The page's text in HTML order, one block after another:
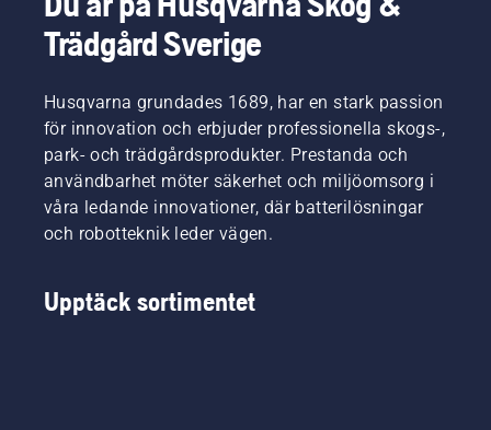
Trädgård Sverige
Husqvarna grundades 1689, har en stark passion
för innovation och erbjuder professionella skogs-,
park- och trädgårdsprodukter. Prestanda och
användbarhet möter säkerhet och miljöomsorg i
våra ledande innovationer, där batterilösningar
och robotteknik leder vägen.
Upptäck sortimentet